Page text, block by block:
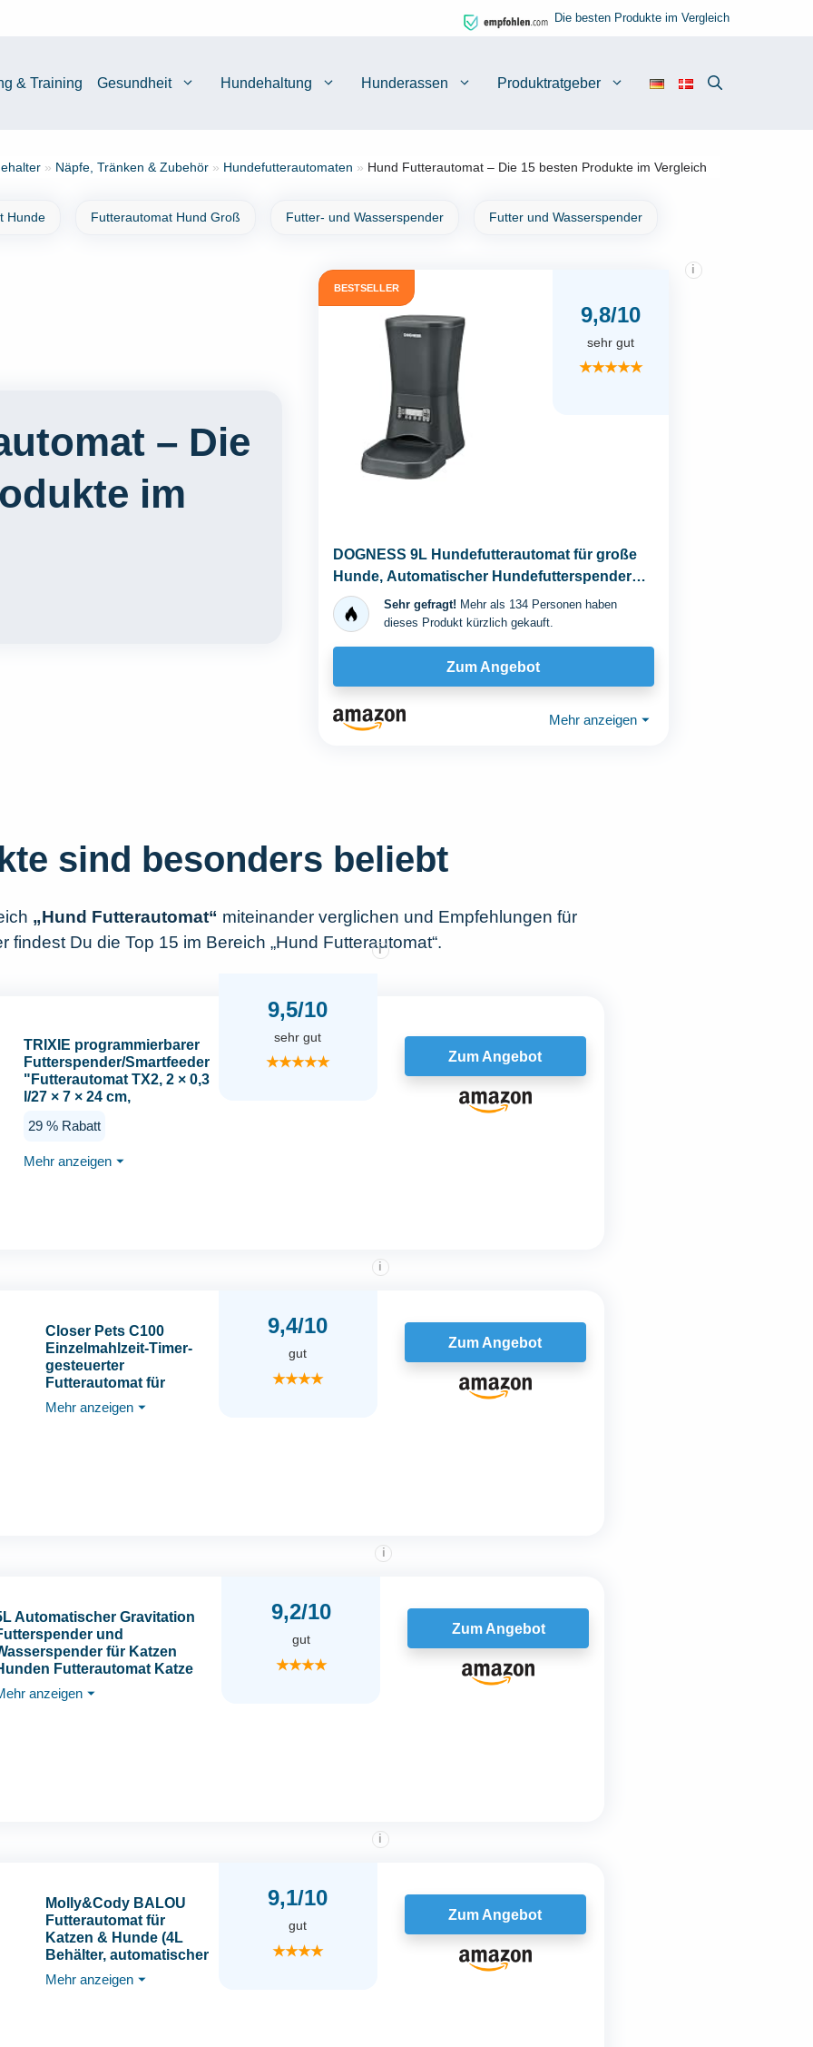
Die besten Produkte im Vergleich
& Training Gesundheit Hundehaltung Hunderassen Produktratgeber
» Näpfe, Tränken & Zubehör » Hundefutterautomaten » Hund Futterautomat – Die 15 besten Produkte im Vergleich
Hunde Futterautomat Hund Groß Futter- und Wasserspender Futter und Wasserspender
– Die
im
BESTSELLER
9,8/10
i
sehr gut
★★★★★
DOGNESS 9L Hundefutterautomat für große
Hunde, Automatischer Hundefutterspender
mit Timer, Extra...
Sehr gefragt! Mehr als 134 Personen haben
dieses Produkt kürzlich gekauft.
Zum Angebot
Mehr anzeigen ⏷
sind besonders beliebt
„Hund Futterautomat“ miteinander verglichen und Empfehlungen für
findest Du die Top 15 im Bereich „Hund Futterautomat“.
TRIXIE programmierbarer
Futterspender/Smartfeeder
"Futterautomat TX2, 2 × 0,3
l/27 × 7 × 24 cm,
und Katzen - 24372
29 % Rabatt
Mehr anzeigen ⏷
9,5/10
i
sehr gut
★★★★★ Zum Angebot
Closer Pets C100
Einzelmahlzeit-Timer-
gesteuerter
Futterautomat für
Haustiere – Für Katzen
und kleine Hunde
Mehr anzeigen ⏷
9,4/10
i
gut
★★★★
Zum Angebot
Automatischer Gravitation
und
für Katzen
Futterautomat Katze
Wasserspender Hund mit
anzeigen ⏷
9,2/10
i
gut
★★★★
Zum Angebot
Molly&Cody BALOU
Futterautomat für
Katzen & Hunde (4L
Behälter, automatischer
Futterspender für
Trockenfutter,
Mehr anzeigen ⏷
9,1/10
i
gut
★★★★
Zum Angebot